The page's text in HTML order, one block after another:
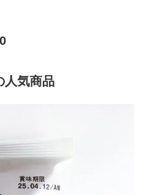
人気商品